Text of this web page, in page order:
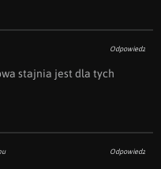
Odpowiedz
stajnia jest dla tych
Odpowiedz